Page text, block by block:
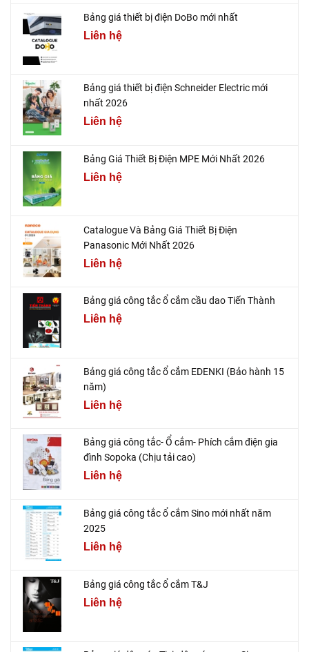
Bảng giá thiết bị điện DoBo mới nhất
Liên hệ
Bảng giá thiết bị điện Schneider Electric mới
nhất 2026
Liên hệ
Bảng Giá Thiết Bị Điện MPE Mới Nhất 2026
Liên hệ
Catalogue Và Bảng Giá Thiết Bị Điện
Panasonic Mới Nhất 2026
Liên hệ
Bảng giá công tắc ổ cắm cầu dao Tiến Thành
Liên hệ
Bảng giá công tắc ổ cắm EDENKI (Bảo hành 15
năm)
Liên hệ
Bảng giá công tắc- Ổ cắm- Phích cắm điện gia
đình Sopoka (Chịu tải cao)
Liên hệ
Bảng giá công tắc ổ cắm Sino mới nhất năm
2025
Liên hệ
Bảng giá công tắc ổ cắm T&J
Liên hệ